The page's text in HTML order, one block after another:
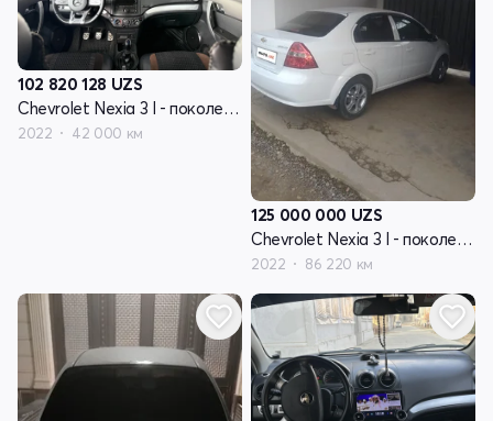
102 820 128 UZS
Chevrolet Nexia 3 I - поколение
2022 42 000 км
125 000 000 UZS
Chevrolet Nexia 3 I - поколение
2022 86 220 км